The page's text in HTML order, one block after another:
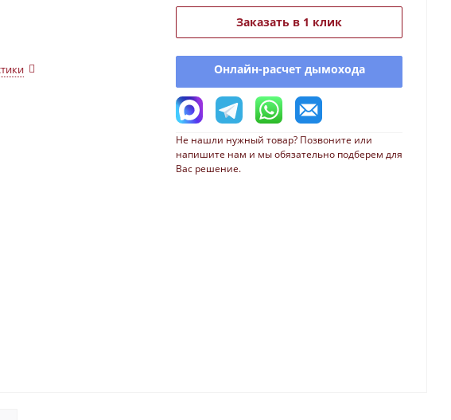
Заказать в 1 клик
Онлайн-расчет дымохода
Не нашли нужный товар? Позвоните или
напишите нам и мы обязательно подберем для
Вас решение.